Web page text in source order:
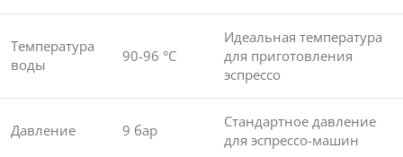
Температура
воды
90-96 °C
Идеальная температура
для приготовления
эспрессо
Давление 9 бар
Стандартное давление
для эспрессо-машин